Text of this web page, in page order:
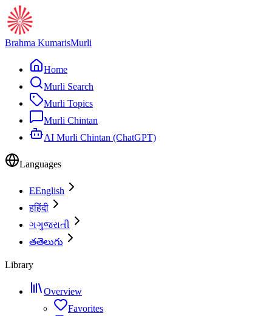
Brahma KumarisMurli
Home
Murli Search
Murli Topics
Murli Chintan
AI Murli Chintan (ChatGPT)
Languages
EEnglish
हहिंदी
ગગુજરાતી
తతెలుగు
Library
Overview
Favorites